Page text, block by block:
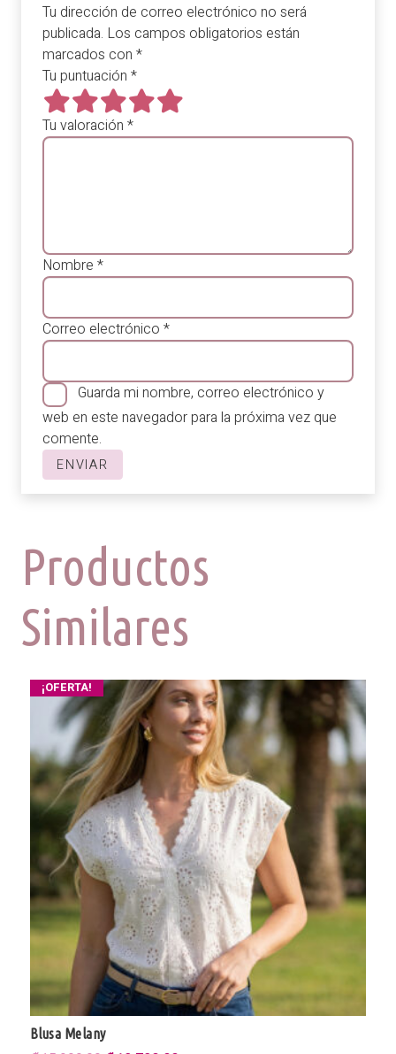
Tu dirección de correo electrónico no será
publicada. Los campos obligatorios están
marcados con *
Tu puntuación *
Tu valoración *
Nombre *
Correo electrónico *
Guarda mi nombre, correo electrónico y
web en este navegador para la próxima vez que
comente.
Productos
Similares
¡OFERTA!
Blusa Melany